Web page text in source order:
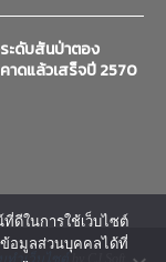
ะดับสันป่าตอง
าดแล้วเสร็จปี 2570
รับทำเว็บไซต์
ดีในการใช้เว็บไซต์
อมูลส่วนบุคคลได้ที่